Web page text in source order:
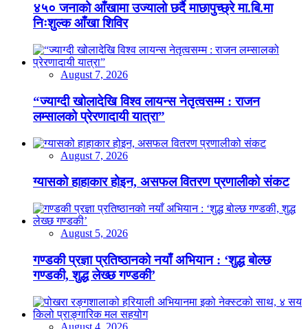
४५० जनाको आँखामा उज्यालो छर्दै माछापुच्छ्रे मा.बि.मा
निःशुल्क आँखा शिविर
August 7, 2026
“ज्याग्दी खोलादेखि विश्व लायन्स नेतृत्वसम्म : राजन
लम्सालको प्रेरणादायी यात्रा”
August 7, 2026
ग्यासको हाहाकार होइन, असफल वितरण प्रणालीको संकट
August 5, 2026
गण्डकी प्रज्ञा प्रतिष्ठानको नयाँ अभियान : ‘शुद्ध बोल्छ
गण्डकी, शुद्ध लेख्छ गण्डकी’
August 4, 2026